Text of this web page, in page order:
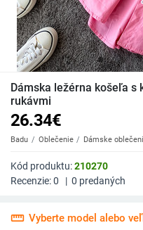
Dámska ležérna košeľa s
rukávmi
26.34€
Badu Oblečenie Dámske
Kód produktu:210270
Recenzie:0 | 0 predaných
straighten Vyberte model alebo